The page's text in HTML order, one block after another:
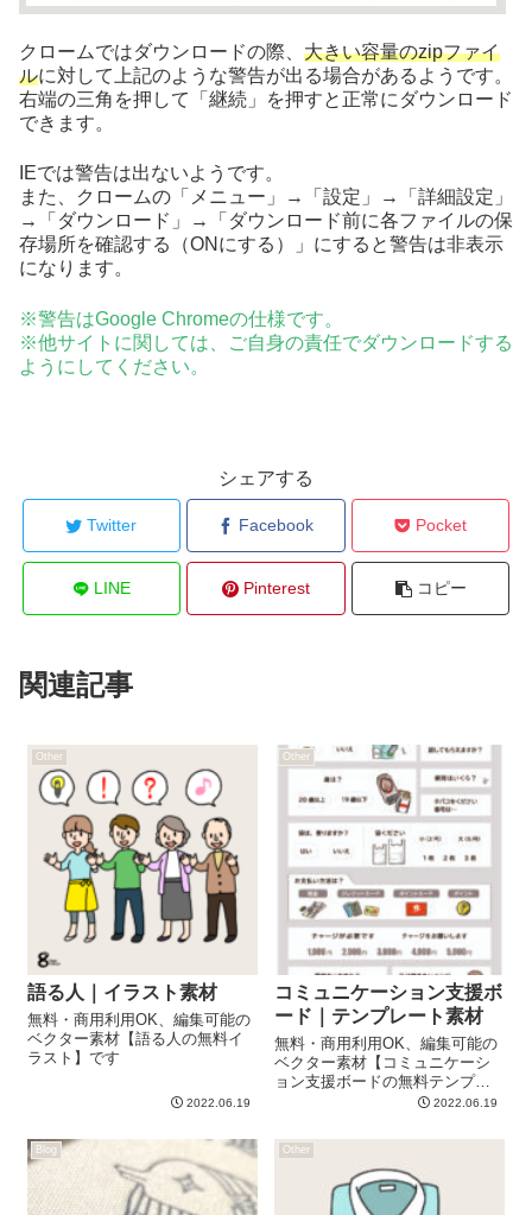
クロームではダウンロードの際、 大きい容量のzipファイ
ルに対して上記のような警告が出る場合があるようです。
右端の三角を押して「継続」を押すと正常にダウンロード
できます。
IEでは警告は出ないようです。
また、クロームの「メニュー」→「設定」→「詳細設定」
→「ダウンロード」→「ダウンロード前に各ファイルの保
存場所を確認する（ONにする）」にすると警告は非表示
になります。
※警告はGoogle Chromeの仕様です。
※他サイトに関しては、ご自身の責任でダウンロードする
ようにしてください。
シェアする
Twitter Facebook Pocket
LINE Pinterest コピー
関連記事
Other
語る人｜イラスト素材
無料・商用利用OK、編集可能の
ベクター素材【語る人の無料イ
ラスト】です
2022.06.19
Other
コミュニケーション支援ボ
ード｜テンプレート素材
無料・商用利用OK、編集可能の
ベクター素材【コミュニケーシ
ョン支援ボードの無料テンプレ
2022.06.19
Blog Other